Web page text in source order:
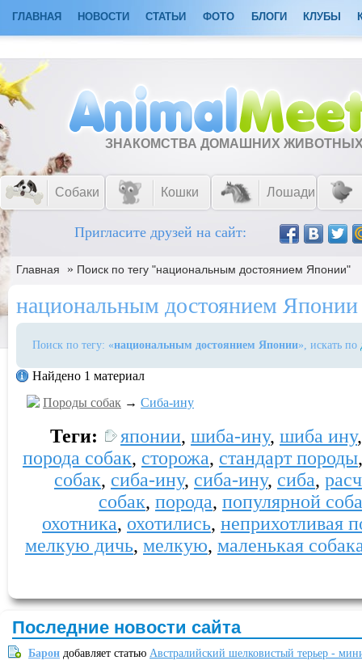
ГЛАВНАЯ НОВОСТИ СТАТЬИ ФОТО БЛОГИ КЛУБЫ
ЗНАКОМСТВА ДОМАШНИХ
Собаки Кошки Лошади
Пригласите друзей на сайт:
Главная » Поиск по тегу "национальным достоянием Японии"
национальным достоянием Японии
Поиск по тегу: «национальным достоянием Японии», искать по
Найдено 1 материал
Породы собак → Сиба-ину
Теги: японии, шиба-ину, шиба ину
порода собак, сторожа, стандарт породы
собак, сиба-ину, сиба-ину, сиба,
собак, порода, популярной
охотника, охотились, неприхотливая
мелкую дичь, мелкую, маленькая
Последние новости сайта
Барон добавляет статью Австралийский шелковистый терьер -